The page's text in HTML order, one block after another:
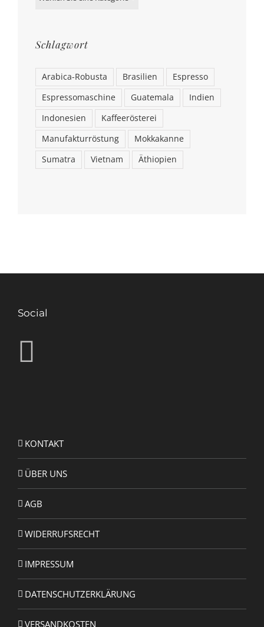
Schlagwort
Arabica-Robusta Brasilien
Espresso
Espressomaschine
Guatemala
Indien
Indonesien
Kaffeerösterei
Manufakturröstung
Mokkakanne
Sumatra
Vietnam Äthiopien
Social
KONTAKT
ÜBER UNS
AGB
WIDERRUFSRECHT
IMPRESSUM
DATENSCHUTZERKLÄRUNG
VERSANDKOSTEN